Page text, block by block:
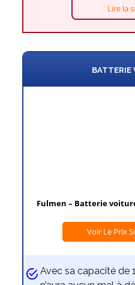
Lire la
BATTERIE
Fulmen – Batterie voiture
Voir Le Prix
Avec sa capacité de